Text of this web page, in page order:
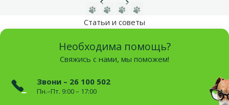
Предыдущая страница
Следующая страница
Статьи и советы
Необходима помощь?
Свяжись с нами, мы поможем!
Звони – 26 100 502
Пн.–Пт. 9:00 – 17:00